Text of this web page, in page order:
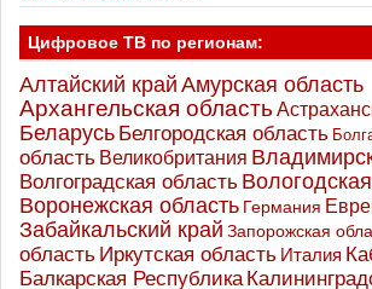
Цифровое ТВ по регионам:
Алтайский край Амурская область
Архангельская область
Беларусь Белгородская область
область Великобритания
Волгоградская область
Воронежская область Германия
Забайкальский край Запорожская
область Иркутская область Италия
Балкарская Республика